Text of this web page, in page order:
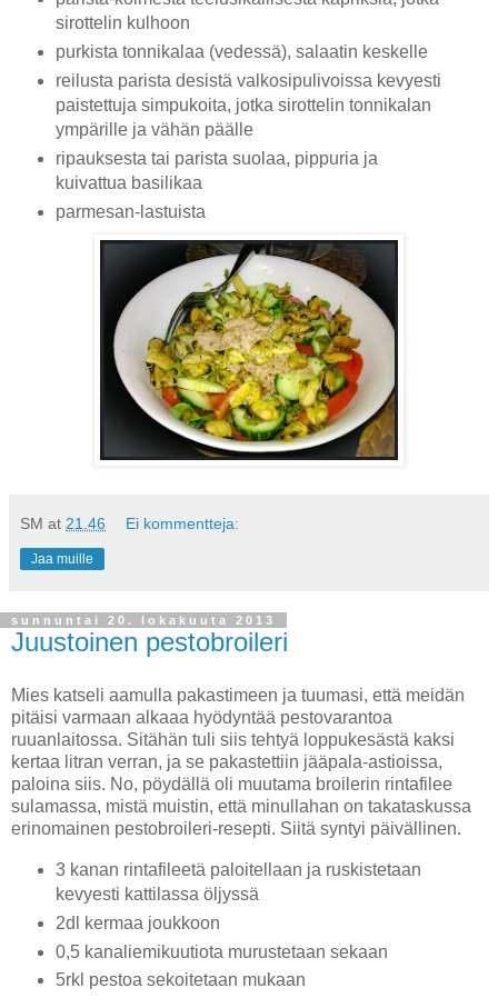
sirottelin kulhoon
purkista tonnikalaa (vedessä), salaatin keskelle
reilusta parista desistä valkosipulivoissa kevyesti
paistettuja simpukoita, jotka sirottelin tonnikalan
ympärille ja vähän päälle
ripauksesta tai parista suolaa, pippuria ja
kuivattua basilikaa
parmesan-lastuista
SM at 21.46 Ei kommentteja:
Jaa muille
sunnuntai 20. lokakuuta 2013
Juustoinen pestobroileri
Mies katseli aamulla pakastimeen ja tuumasi, että meidän
pitäisi varmaan alkaaa hyödyntää pestovarantoa
ruuanlaitossa. Sitähän tuli siis tehtyä loppukesästä kaksi
kertaa litran verran, ja se pakastettiin jääpala-astioissa,
paloina siis. No, pöydällä oli muutama broilerin rintafilee
sulamassa, mistä muistin, että minullahan on takataskussa
erinomainen pestobroileri-resepti. Siitä syntyi päivällinen.
3 kanan rintafileetä paloitellaan ja ruskistetaan
kevyesti kattilassa öljyssä
2dl kermaa joukkoon
0,5 kanaliemikuutiota murustetaan sekaan
5rkl pestoa sekoitetaan mukaan